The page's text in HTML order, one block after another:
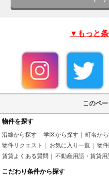
▼もっと
このペ
物件を探す
沿線から探す 学区から探す 町名か
物件リクエスト
お気に入り一覧 物
賃貸よくある質問
不動産用語・賃貸用
こだわり条件から探す